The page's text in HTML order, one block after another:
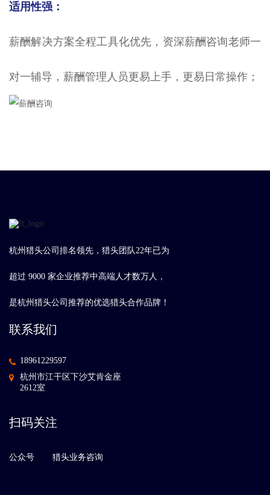
适用性强：
薪酬解决方案全程工具化优先，资深薪酬咨询老师一
对一辅导，薪酬管理人员更易上手，更易日常操作；
杭州猎头公司排名领先，猎头团队22年已为
超过 9000 家企业推荐中高端人才数万人，
是杭州猎头公司推荐的优选猎头合作品牌！
联系我们
18961229597
杭州市江干区下沙艾肯金座
2612室
扫码关注
公众号 猎头业务咨询